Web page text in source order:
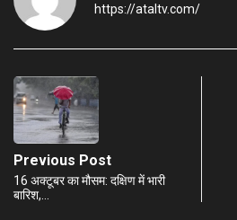
https://ataltv.com/
Previous Post
16 अक्टूबर का मौसम: दक्षिण में भारी
बारिश,…